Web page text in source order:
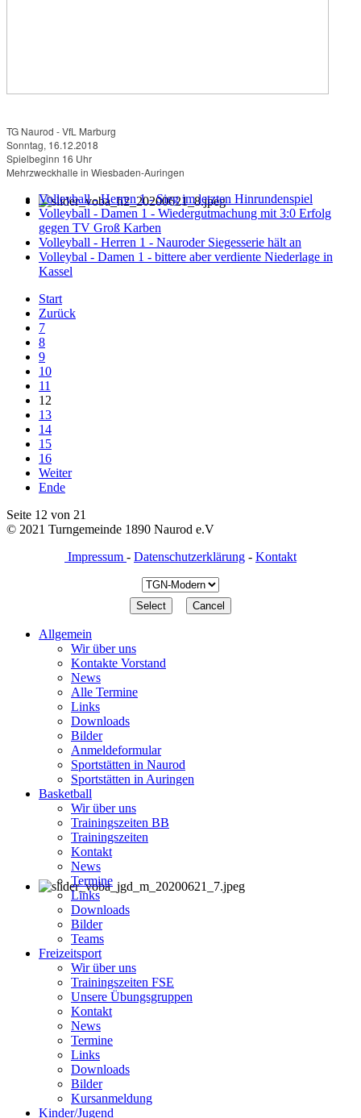
TG Naurod - VfL Marburg
Sonntag, 16.12.2018
Spielbeginn 16 Uhr
Mehrzweckhalle in Wiesbaden-Auringen
Volleyball - Herren 1 - Sieg im letzten Hinrundenspiel
Volleyball - Damen 1 - Wiedergutmachung mit 3:0 Erfolg
gegen TV Groß Karben
Volleyball - Herren 1 - Nauroder Siegesserie hält an
Volleybal - Damen 1 - bittere aber verdiente Niederlage in
Kassel
Start
Zurück
7
8
9
10
11
12
13
14
15
16
Weiter
Ende
Seite 12 von 21
© 2021 Turngemeinde 1890 Naurod e.V
Impressum - Datenschutzerklärung - Kontakt
Allgemein
Wir über uns
Kontakte Vorstand
News
Alle Termine
Links
Downloads
Bilder
Anmeldeformular
Sportstätten in Naurod
Sportstätten in Auringen
Basketball
Wir über uns
Trainingszeiten BB
Trainingszeiten
Kontakt
News
Termine
Links
Downloads
Bilder
Teams
Freizeitsport
Wir über uns
Trainingszeiten FSE
Unsere Übungsgruppen
Kontakt
News
Termine
Links
Downloads
Bilder
Kursanmeldung
Kinder/Jugend